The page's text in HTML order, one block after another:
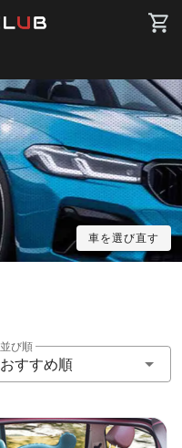
車を選び直す
並び順
おすすめ順